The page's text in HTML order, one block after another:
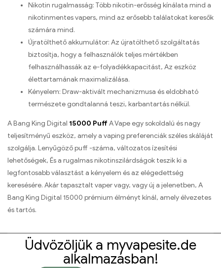
Nikotin rugalmasság: Több nikotin-erősség kínálata mind a
nikotinmentes vapers, mind az erősebb találatokat keresők
számára mind.
Újratölthető akkumulátor: Az újratölthető szolgáltatás
biztosítja, hogy a felhasználók teljes mértékben
felhasználhassák az e-folyadékkapacitást, Az eszköz
élettartamának maximalizálása.
Kényelem: Draw-aktivált mechanizmusa és eldobható
természete gondtalanná teszi, karbantartás nélkül.
A Bang King Digital 15000 Puff A Vape egy sokoldalú és nagy
teljesítményű eszköz, amely a vaping preferenciák széles skáláját
szolgálja. Lenyűgöző puff -száma, változatos ízesítési
lehetőségek, És a rugalmas nikotinszilárdságok teszik ki a
legfontosabb választást a kényelem és az elégedettség
keresésére. Akár tapasztalt vaper vagy, vagy új a jelenetben, A
Bang King Digital 15000 prémium élményt kínál, amely élvezetes
és tartós.
Üdvözöljük a myvapesite.de
alkalmazásban!